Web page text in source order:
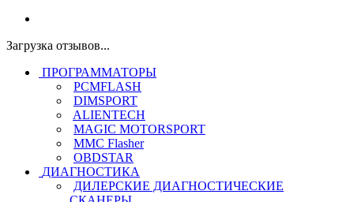
Загрузка отзывов...
ПРОГРАММАТОРЫ
PCMFLASH
DIMSPORT
ALIENTECH
MAGIC MOTORSPORT
MMC Flasher
OBDSTAR
ДИАГНОСТИКА
ДИЛЕРСКИЕ ДИАГНОСТИЧЕСКИЕ